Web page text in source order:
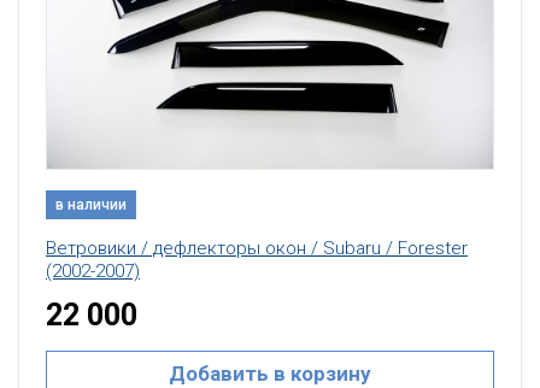
в наличии
Ветровики / дефлекторы окон / Subaru / Forester
(2002-2007)
22 000
Добавить в корзину